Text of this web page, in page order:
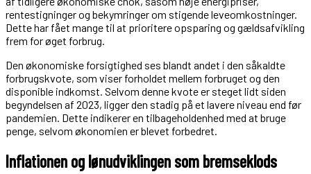
rentestigninger og bekymringer om stigende leveomkostninger.
Dette har fået mange til at prioritere opsparing og gældsafvikling
frem for øget forbrug.
Den økonomiske forsigtighed ses blandt andet i den såkaldte
forbrugskvote, som viser forholdet mellem forbruget og den
disponible indkomst. Selvom denne kvote er steget lidt siden
begyndelsen af 2023, ligger den stadig på et lavere niveau end før
pandemien. Dette indikerer en tilbageholdenhed med at bruge
penge, selvom økonomien er blevet forbedret.
Inflationen og lønudviklingen som bremseklods